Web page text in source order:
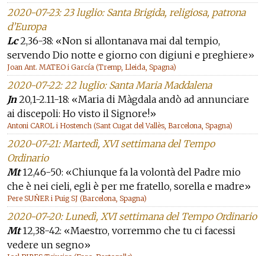
2020-07-23: 23 luglio: Santa Brigida, religiosa, patrona
d’Europa
Lc2,36-38: «Non si allontanava mai dal tempio,
servendo Dio notte e giorno con digiuni e preghiere»
Joan Ant. MATEO i García (Tremp, Lleida, Spagna)
2020-07-22: 22 luglio: Santa Maria Maddalena
Jn20,1-2.11-18: «Maria di Màgdala andò ad annunciare
ai discepoli: Ho visto il Signore!»
Antoni CAROL i Hostench (Sant Cugat del Vallès, Barcelona, Spagna)
2020-07-21: Martedì, XVI settimana del Tempo
Ordinario
Mt12,46-50: «Chiunque fa la volontà del Padre mio
che è nei cieli, egli è per me fratello, sorella e madre»
Pere SUÑER i Puig SJ (Barcelona, Spagna)
2020-07-20: Lunedì, XVI settimana del Tempo Ordinario
Mt12,38-42: «Maestro, vorremmo che tu ci facessi
vedere un segno»